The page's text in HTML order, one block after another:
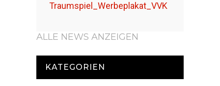
Traumspiel_Werbeplakat_VVK
ALLE NEWS ANZEIGEN
KATEGORIEN